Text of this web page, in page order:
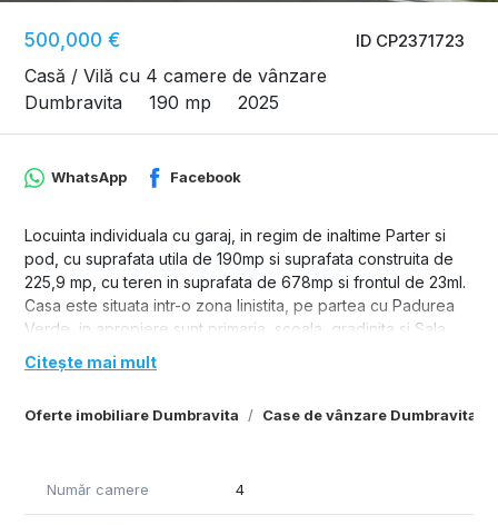
ID CP2371723
500,000 €
Casă / Vilă cu 4 camere de vânzare
Dumbravita
190 mp 2025
Oferte imobiliare Dumbravita Case de vânzare Dumbravita
WhatsApp Facebook
Locuinta individuala cu garaj, in regim de inaltime Parter si
pod, cu suprafata utila de 190mp si suprafata construita de
225,9 mp, cu teren in suprafata de 678mp si frontul de 23ml.
Casa este situata intr-o zona linistita, pe partea cu Padurea
Verde, in apropiere sunt primaria, scoala, gradinita si Sala
Polivalenta din Dumbravita.
Compartimentare:
mare acoperita, garaj, camara, bucatarie, dormitor
Casa se preda finisata la cheie, cu curtea amenajata.
Citește mai mult
Număr camere 4